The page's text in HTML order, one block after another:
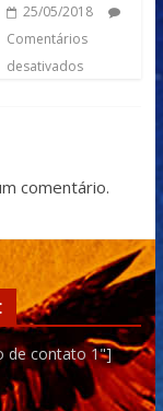
25/05/2018
Comentários
desativados
comentário.
de contato 1"]